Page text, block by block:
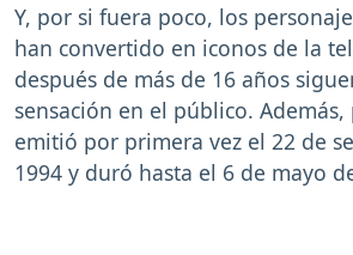
Y, por si fuera poco, los
han convertido en iconos de la
después de más de 16 años
sensación en el público.
emitió por primera vez el 22 de
1994 y duró hasta el 6 de mayo